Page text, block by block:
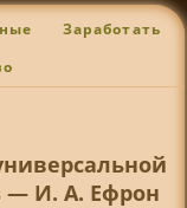
Заработать
— И. А. Ефрон